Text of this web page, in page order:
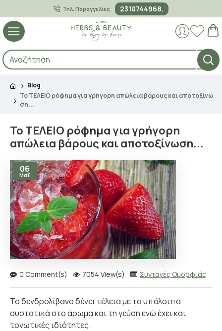
Τηλ. Παραγγελίες 2310744968.
Blog
Το ΤΕΛΕΙΟ ρόφημα για γρήγορη απώλεια βάρους και αποτοξίνω
ση...
Το ΤΕΛΕΙΟ ρόφημα για γρήγορη
απώλεια βάρους και αποτοξίνωση...
06
Μαΐ
0 Comment(s) 7054 View(s) Συνταγές Ομορφιάς
Το δενδρολίβανο δένει τέλεια με τα υπόλοιπα
συστατικά στο άρωμα και τη γεύση ενώ έχει και
τονωτικές ιδιότητες.